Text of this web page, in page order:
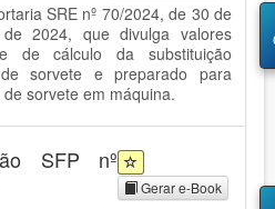
SRE nº 70/2024, de 30 de
de 2024, que divulga valores
de cálculo da substituição
sorvete e preparado para
sorvete em máquina.
SFP nº
Gerar e-Book